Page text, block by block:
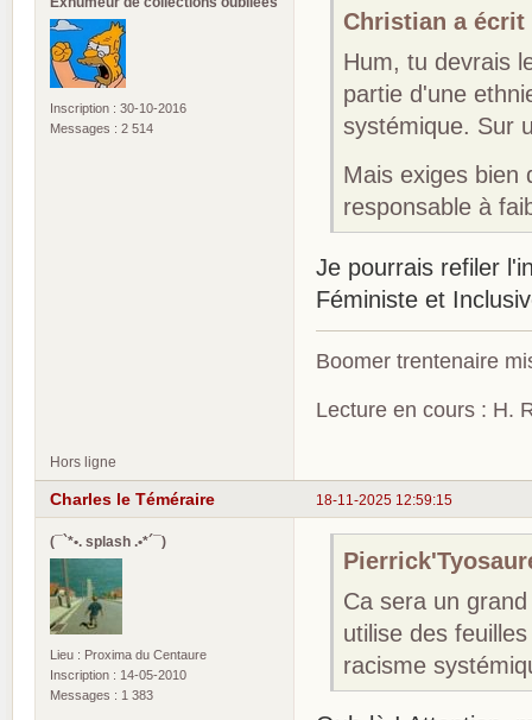
Inscription : 30-10-2016
Messages : 2 514
Christian a écrit
Hum, tu devrais
partie d'une
systémique. Sur
Mais exiges bien
responsable à
Je pourrais refiler
Féministe et
Boomer trentenaire
Lecture en cours : H.
Hors ligne
18-11-2025 12:59:15
Charles le Téméraire
(¯`*•. splash .•*´¯)
Lieu : Proxima du Centaure
Inscription : 14-05-2010
Messages : 1 383
Ca sera un
utilise des
racisme